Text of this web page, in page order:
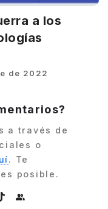
a los
de 2022
a través de
o
. Te
posible.